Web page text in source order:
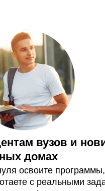
вузов и
домах
освоите программы,
с реальными